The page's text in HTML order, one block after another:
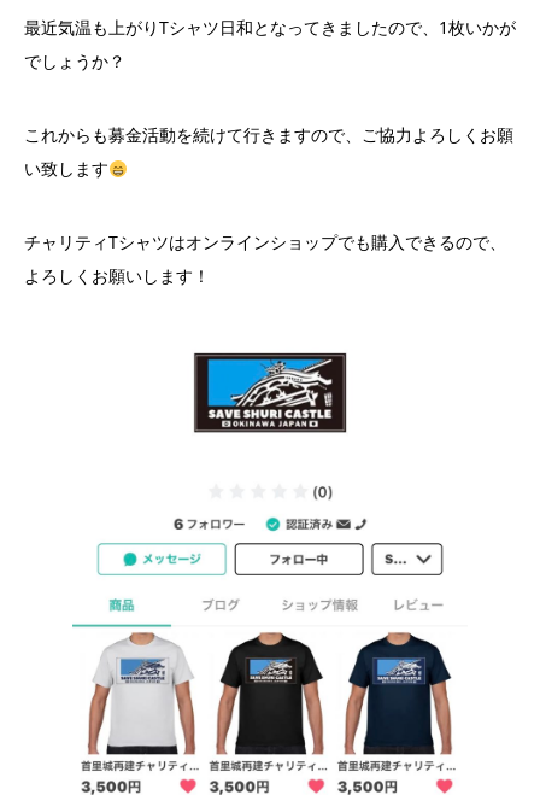
最近気温も上がりTシャツ日和となってきましたので、1枚いかが
でしょうか？
これからも募金活動を続けて行きますので、ご協力よろしくお願
い致します
チャリティTシャツはオンラインショップでも購入できるので、
よろしくお願いします！